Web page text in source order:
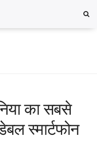
का सबसे
स्मार्टफोन